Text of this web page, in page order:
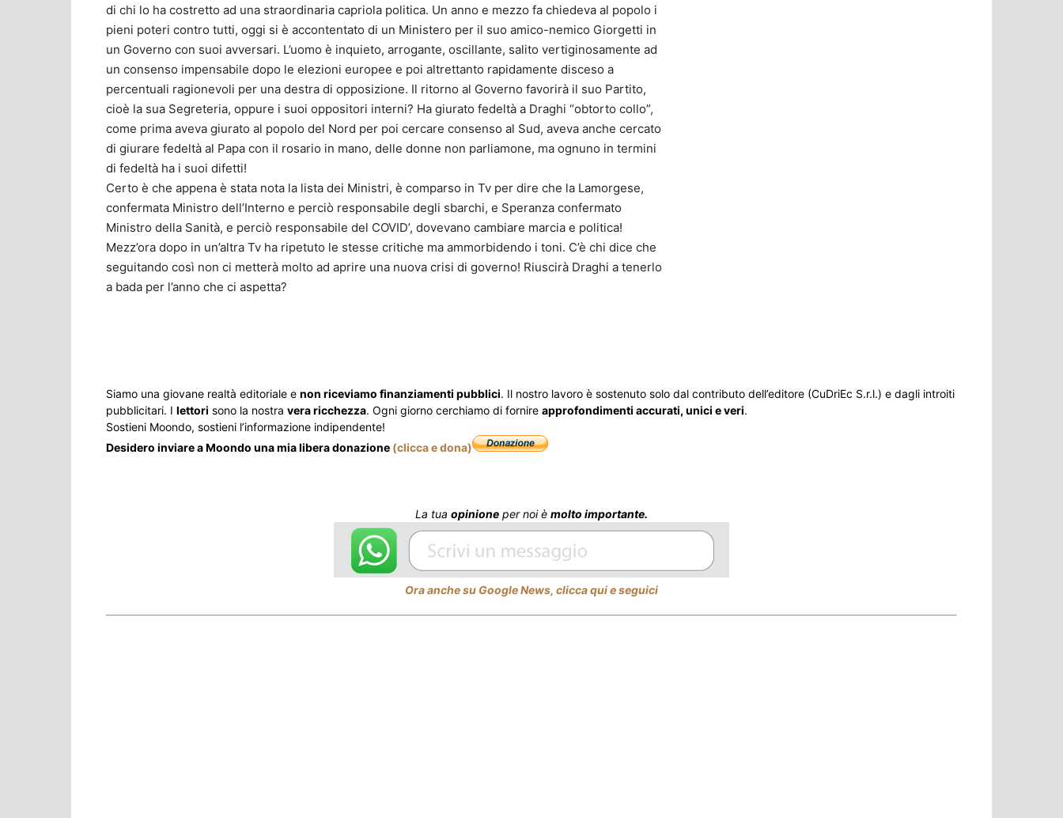
di chi lo ha costretto ad una straordinaria capriola politica. Un anno e mezzo fa chiedeva al popolo i
pieni poteri contro tutti, oggi si è accontentato di un Ministero per il suo amico-nemico Giorgetti in
un Governo con suoi avversari. L’uomo è inquieto, arrogante, oscillante, salito vertiginosamente ad
un consenso impensabile dopo le elezioni europee e poi altrettanto rapidamente disceso a
percentuali ragionevoli per una destra di opposizione. Il ritorno al Governo favorirà il suo Partito,
cioè la sua Segreteria, oppure i suoi oppositori interni? Ha giurato fedeltà a Draghi “obtorto collo”,
come prima aveva giurato al popolo del Nord per poi cercare consenso al Sud, aveva anche cercato
di giurare fedeltà al Papa con il rosario in mano, delle donne non parliamone, ma ognuno in termini
di fedeltà ha i suoi difetti!
Certo è che appena è stata nota la lista dei Ministri, è comparso in Tv per dire che la Lamorgese,
confermata Ministro dell’Interno e perciò responsabile degli sbarchi, e Speranza confermato
Ministro della Sanità, e perciò responsabile del COVID’, dovevano cambiare marcia e politica!
Mezz’ora dopo in un’altra Tv ha ripetuto le stesse critiche ma ammorbidendo i toni. C’è chi dice che
seguitando così non ci metterà molto ad aprire una nuova crisi di governo! Riuscirà Draghi a tenerlo
a bada per l’anno che ci aspetta?
Siamo una giovane realtà editoriale e non riceviamo finanziamenti pubblici. Il nostro lavoro è sostenuto solo dal contributo dell’editore (CuDriEc S.r.l.) e dagli introiti
pubblicitari. I lettori sono la nostra vera ricchezza. Ogni giorno cerchiamo di fornire approfondimenti accurati, unici e veri.
Sostieni Moondo, sostieni l’informazione indipendente!
Desidero inviare a Moondo una mia libera donazione (clicca e dona)
La tua opinione per noi è molto importante.
Ora anche su Google News, clicca qui e seguici